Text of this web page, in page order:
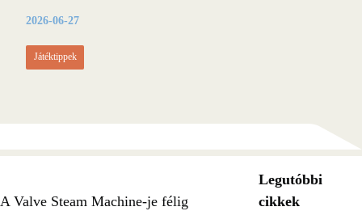
2026-06-27
Játéktippek
A Valve Steam Machine-je félig
Legutóbbi
cikkek